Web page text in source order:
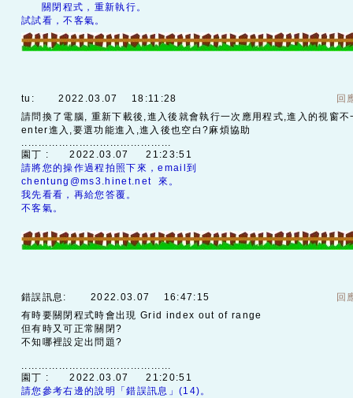
關閉程式，重新執行。
試試看，不客氣。
tu:2022.03.07 18:11:28
回
請問換了電腦, 重新下載後,進入後就會執行一次應用程式,進入的視窗
enter進入,要選功能進入,進入後也空白?麻煩協助
............................................
園丁 :2022.03.07 21:23:51
請將您的操作過程拍照下來，email到
chentung@ms3.hinet.net 來。
我先看看，再給您答覆。
不客氣。
錯誤訊息: 2022.03.07 16:47:15
回
有時要關閉程式時會出現 Grid index out of range
但有時又可正常關閉?
不知哪裡設定出問題?
............................................
園丁 :2022.03.07 21:20:51
請您參考右邊的說明「錯誤訊息」(14)。